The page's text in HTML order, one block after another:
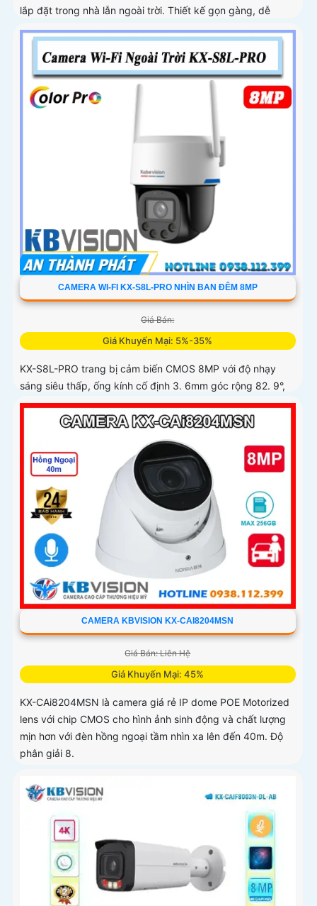
lắp đặt trong nhà lẫn ngoài trời. Thiết kế gọn gàng, dễ
dàng thi công, tiết kiệm thời gian và chi phí cho người dùng
CAMERA WI-FI KX-S8L-PRO NHÌN BAN ĐÊM 8MP
Giá Bán:
Giá Khuyến Mại: 5%-35%
KX-S8L-PRO trang bị cảm biến CMOS 8MP với độ nhạy
sáng siêu thấp, ống kính cố định 3. 6mm góc rộng 82. 9°,
hỗ trợ quay quét tự động, Auto Tracking theo dõi đối tượng
CAMERA KBVISION KX-CAI8204MSN
Giá Bán: Liên Hệ
Giá Khuyến Mại: 45%
KX-CAi8204MSN là camera giá rẻ IP dome POE Motorized
lens với chip CMOS cho hình ảnh sinh động và chất lượng
mịn hơn với đèn hồng ngoại tầm nhìn xa lên đến 40m. Độ
phân giải 8.